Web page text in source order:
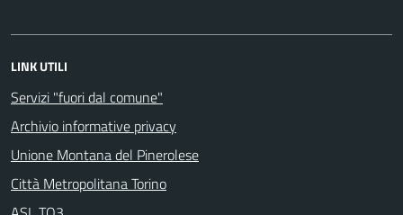
LINK UTILI
Servizi "fuori dal comune"
Archivio informative privacy
Unione Montana del Pinerolese
Città Metropolitana Torino